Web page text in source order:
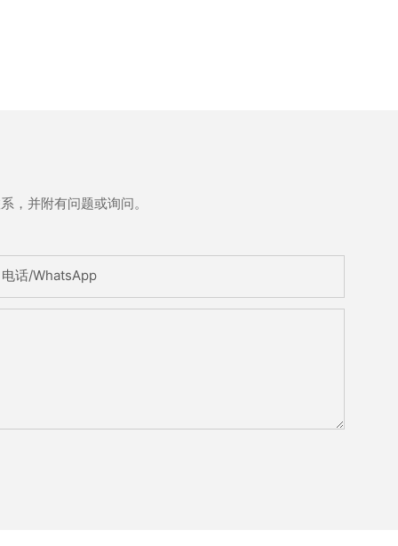
，并附有问题或询问。
电话/WhatsApp